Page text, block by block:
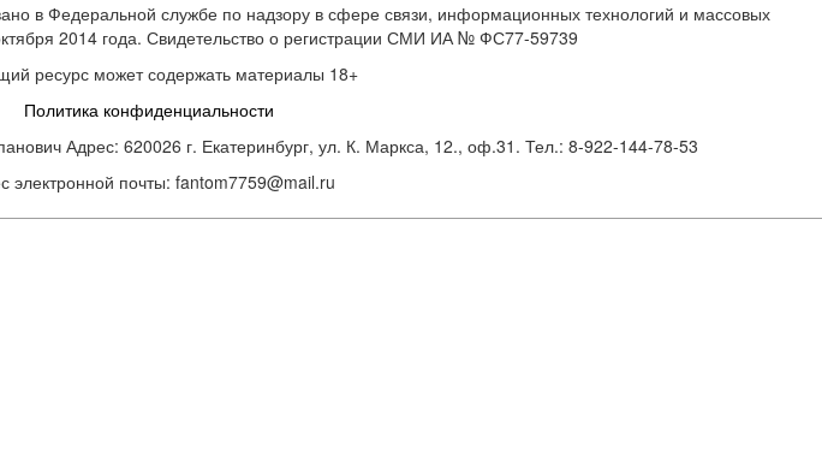
в Федеральной службе по надзору в сфере связи, информационных технологий и массовых
2014 года. Свидетельство о регистрации СМИ ИА № ФС77-59739
ресурс может содержать материалы 18+
Политика конфиденциальности
Адрес: 620026 г. Екатеринбург, ул. К. Маркса, 12., оф.31. Тел.: 8-922-144-78-53
электронной почты: fantom7759@mail.ru